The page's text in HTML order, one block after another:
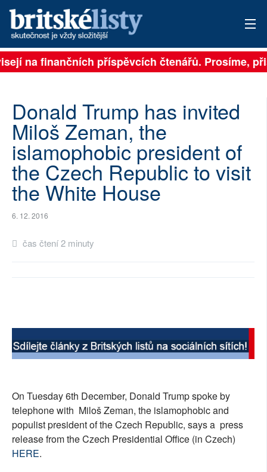
PŘIHLÁSIT
ARCHIV
ROZHOVORY
TÉMATA
NEJČTENĚJŠÍ ZA 7 DNÍ
PLNÁ VERZE STRÁNEK
na finančních příspěvcích čtenářů. Prosíme,
Donald Trump has invited
Miloš Zeman, the
islamophobic president of
the Czech Republic to visit
the White House
6. 12. 2016
čas čtení 2 minuty
On Tuesday 6th December, Donald Trump spoke by
telephone with Miloš Zeman, the islamophobic and
populist president of the Czech Republic, says a press
release from the Czech Presidential Office (in Czech)
HERE.